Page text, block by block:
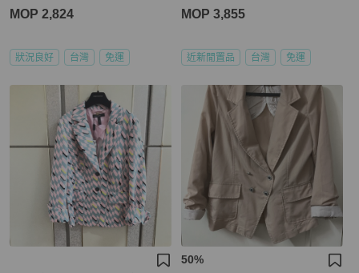
MOP 2,824
狀況良好 台灣 免運
MOP 3,855
近新閒置品 台灣 免運
50%